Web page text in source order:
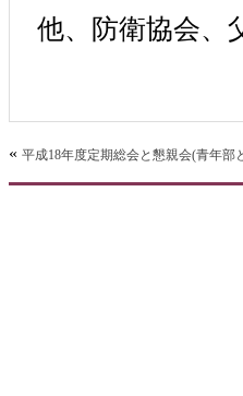
他、防衛協会、
« 平成18年度定期総会と懇親会(青年部